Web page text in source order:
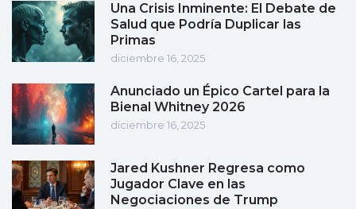
Una Crisis Inminente: El Debate de
Salud que Podría Duplicar las
Primas
diciembre 16, 2025
Anunciado un Épico Cartel para la
Bienal Whitney 2026
diciembre 16, 2025
Jared Kushner Regresa como
Jugador Clave en las
Negociaciones de Trump